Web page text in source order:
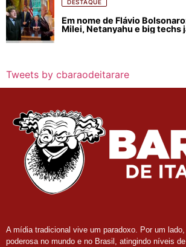
DESTAQUE
Em nome de Flávio
Milei, Netanyahu e big techs
Tweets by cbaraodeitarare
A mídia tradicional vive um paradoxo. Por um
poderosa no mundo e no Brasil, atingindo níveis